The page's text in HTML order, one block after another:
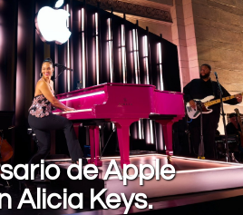
de Apple
Alicia Keys.